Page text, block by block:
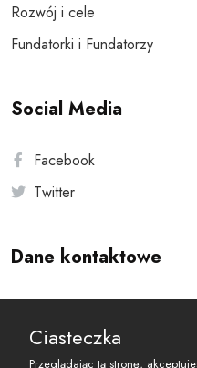
Rozwój i cele
Fundatorki i Fundatorzy
Social Media
Facebook
Twitter
Dane kontaktowe
reset@resetobywatelski.pl
Ciasteczka
Przeglądając tą stronę,